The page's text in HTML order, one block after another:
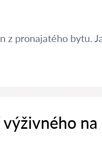
z pronajatého bytu.
na